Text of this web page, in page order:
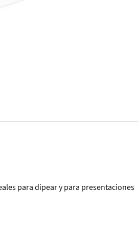
para dipear y para presentaciones